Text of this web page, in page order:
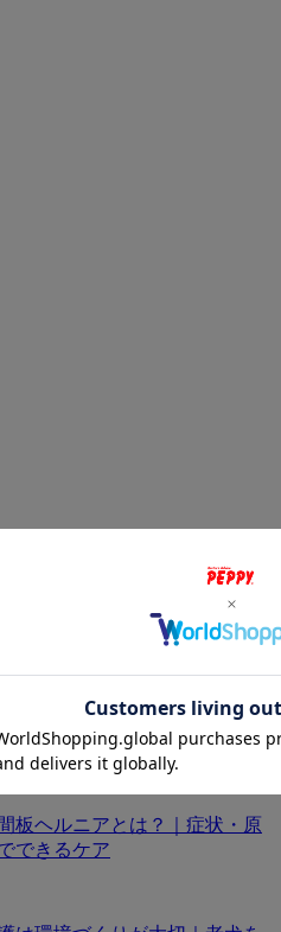
目やにが増えたら結膜炎？｜
後には足を拭く必要がある？
キンケアについて解説
板ヘルニアとは？｜症状・原
できるケア